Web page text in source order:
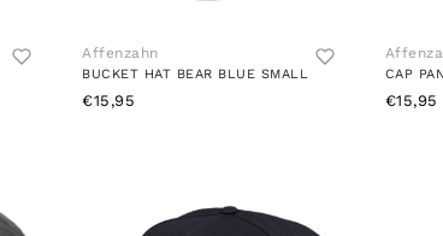
Affenzahn
BUCKET HAT BEAR BLUE SMALL
€15,95
CAP
€15,95